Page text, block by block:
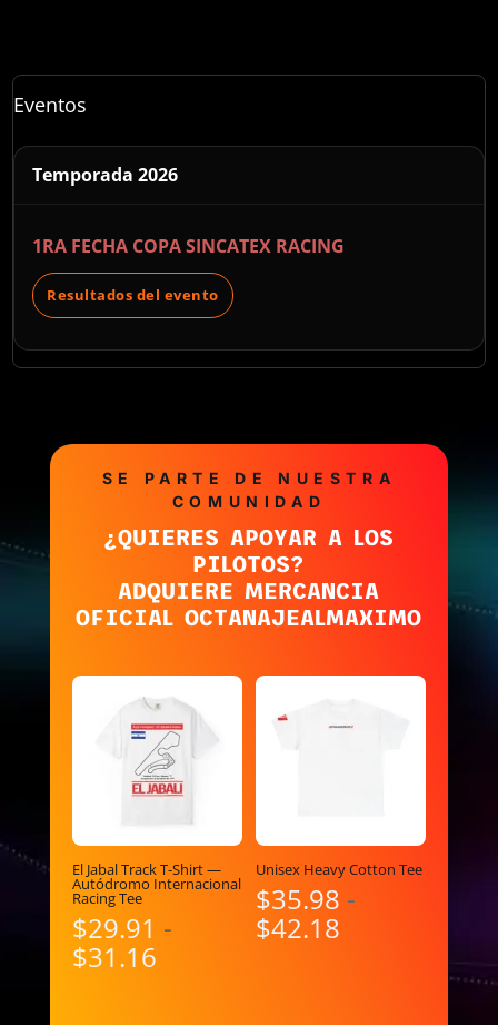
Eventos
Temporada 2026
1RA FECHA COPA SINCATEX RACING
Resultados del evento
SE PARTE DE NUESTRA
COMUNIDAD
¿QUIERES APOYAR A LOS
PILOTOS?
ADQUIERE MERCANCIA
OFICIAL OCTANAJEALMAXIMO
El Jabal Track T-Shirt —
Autódromo Internacional
Racing Tee
$29.91 -
$31.16Rango
Unisex Heavy Cotton Tee
$35.98 -
$42.18